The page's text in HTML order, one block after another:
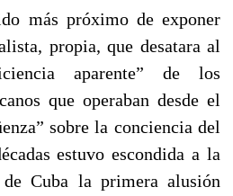
más próximo de exponer
propia, que desatara al
aparente” de los
que operaban desde el
sobre la conciencia del
estuvo escondida a la
Cuba la primera alusión